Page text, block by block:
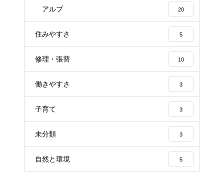
アルプ 20
住みやすさ 5
修理・張替 10
働きやすさ 3
子育て 3
未分類 3
自然と環境 5